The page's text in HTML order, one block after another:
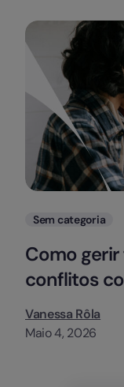
Categorias
Sem categoria
Como
conflitos
Vanessa Rôla
Maio 4, 2026